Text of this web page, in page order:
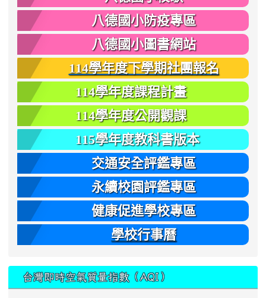
八德國小防疫專區
八德國小圖書網站
114學年度下學期社團報名
114學年度課程計畫
114學年度公開觀課
115學年度教科書版本
交通安全評鑑專區
永續校園評鑑專區
健康促進學校專區
學校行事曆
台灣即時空氣質量指數（AQI）